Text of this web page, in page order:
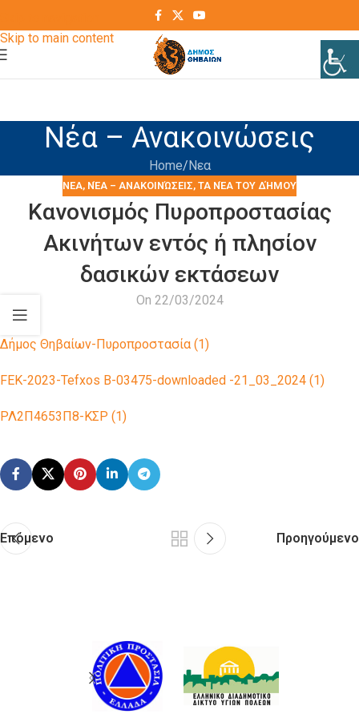
Skip to main content
Νέα – Ανακοινώσεις
Home Νεα
ΝΕΑ, ΝΈΑ – ΑΝΑΚΟΙΝΏΣΕΙΣ, ΤΑ ΝΈΑ ΤΟΥ ΔΉΜΟΥ
Κανονισμός Πυροπροστασίας
Ακινήτων εντός ή πλησίον
δασικών εκτάσεων
On 22/03/2024
Δήμος Θηβαίων-Πυροπροστασία (1)
FEK-2023-Tefxos B-03475-downloaded -21_03_2024 (1)
ΡΛ2Π4‍653Π8-ΚΣΡ (1)
Επόμενο Προηγούμενο